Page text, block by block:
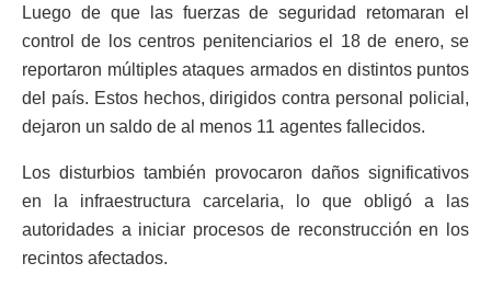
Luego de que las fuerzas de seguridad retomaran el
control de los centros penitenciarios el 18 de enero, se
reportaron múltiples ataques armados en distintos puntos
del país. Estos hechos, dirigidos contra personal policial,
dejaron un saldo de al menos 11 agentes fallecidos.
Los disturbios también provocaron daños significativos
en la infraestructura carcelaria, lo que obligó a las
autoridades a iniciar procesos de reconstrucción en los
recintos afectados.